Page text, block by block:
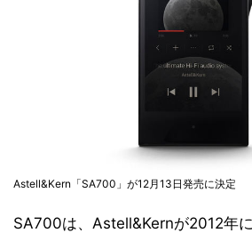
Astell&Kern「SA700」が12月13日発売に決定
SA700は、Astell&Kernが2012年